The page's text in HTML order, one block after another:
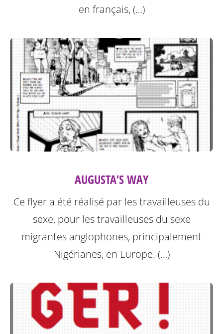
en français, (…)
AUGUSTA’S WAY
Ce flyer a été réalisé par les travailleuses du
sexe, pour les travailleuses du sexe
migrantes anglophones, principalement
Nigérianes, en Europe. (…)